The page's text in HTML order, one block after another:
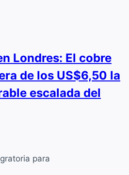
Londres: El cobre
de los US$6,50 la
escalada del
para